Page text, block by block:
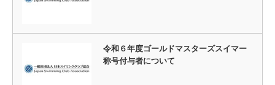
令和６年度ゴールドマスターズスイマー
称号付与者について